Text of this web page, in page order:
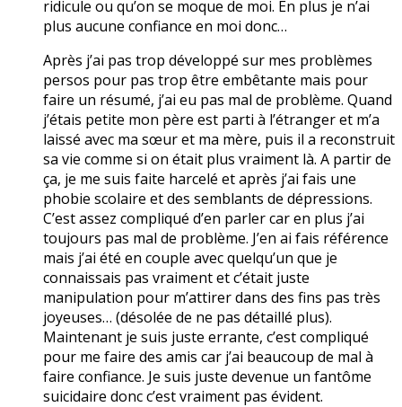
ridicule ou qu’on se moque de moi. En plus je n’ai
plus aucune confiance en moi donc…
Après j’ai pas trop développé sur mes problèmes
persos pour pas trop être embêtante mais pour
faire un résumé, j’ai eu pas mal de problème. Quand
j’étais petite mon père est parti à l’étranger et m’a
laissé avec ma sœur et ma mère, puis il a reconstruit
sa vie comme si on était plus vraiment là. A partir de
ça, je me suis faite harcelé et après j’ai fais une
phobie scolaire et des semblants de dépressions.
C’est assez compliqué d’en parler car en plus j’ai
toujours pas mal de problème. J’en ai fais référence
mais j’ai été en couple avec quelqu’un que je
connaissais pas vraiment et c’était juste
manipulation pour m’attirer dans des fins pas très
joyeuses… (désolée de ne pas détaillé plus).
Maintenant je suis juste errante, c’est compliqué
pour me faire des amis car j’ai beaucoup de mal à
faire confiance. Je suis juste devenue un fantôme
suicidaire donc c’est vraiment pas évident.